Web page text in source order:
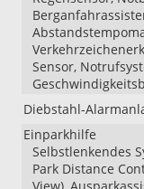
Sensor,
Diebstahl-
Einparkhilfe
Selbstlenkendes
Park Distance
View),